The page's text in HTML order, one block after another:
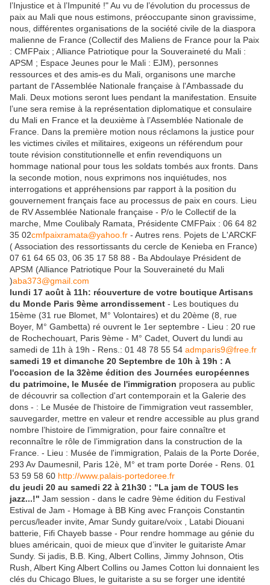
l’Injustice et à l’Impunité !" Au vu de l’évolution du processus de
paix au Mali que nous estimons, préoccupante sinon gravissime,
nous, différentes organisations de la société civile de la diaspora
malienne de France (Collectif des Maliens de France pour la Paix
: CMFPaix ; Alliance Patriotique pour la Souveraineté du Mali :
APSM ; Espace Jeunes pour le Mali : EJM), personnes
ressources et des amis-es du Mali, organisons une marche
partant de l'Assemblée Nationale française à l'Ambassade du
Mali. Deux motions seront lues pendant la manifestation. Ensuite
l’une sera remise à la représentation diplomatique et consulaire
du Mali en France et la deuxième à l’Assemblée Nationale de
France. Dans la première motion nous réclamons la justice pour
les victimes civiles et militaires, exigeons un référendum pour
toute révision constitutionnelle et enfin revendiquons un
hommage national pour tous les soldats tombés aux fronts. Dans
la seconde motion, nous exprimons nos inquiétudes, nos
interrogations et appréhensions par rapport à la position du
gouvernement français face au processus de paix en cours. Lieu
de RV Assemblée Nationale française - P/o le Collectif de la
marche, Mme Coulibaly Ramata, Présidente CMFPaix : 06 64 82
35 02cmfpaixramata@yahoo.fr - Autres rens. Pojets de L'ARCKF
( Association des ressortissants du cercle de Kenieba en France)
07 61 64 65 03, 06 35 17 58 88 - Ba Abdoulaye Président de
APSM (Alliance Patriotique Pour la Souveraineté du Mali
)aba373@gmail.com
lundi 17 août à 11h: réouverture de votre boutique Artisans
du Monde Paris 9ème arrondissement - Les boutiques du
15ème (31 rue Blomet, M° Volontaires) et du 20ème (8, rue
Boyer, M° Gambetta) ré ouvrent le 1er septembre - Lieu : 20 rue
de Rochechouart, Paris 9ème - M° Cadet, Ouvert du lundi au
samedi de 11h à 19h - Rens.: 01 48 78 55 54 admparis9@free.fr
samedi 19 et dimanche 20 Septembre de 10h à 19h : A
l'occasion de la 32ème édition des Journées européennes
du patrimoine, le Musée de l'immigration proposera au public
de découvrir sa collection d'art contemporain et la Galerie des
dons - : Le Musée de l'histoire de l'immigration veut rassembler,
sauvegarder, mettre en valeur et rendre accessible au plus grand
nombre l’histoire de l’immigration, pour faire connaître et
reconnaître le rôle de l’immigration dans la construction de la
France. - Lieu : Musée de l'immigration, Palais de la Porte Dorée,
293 Av Daumesnil, Paris 12è, M° et tram porte Dorée - Rens. 01
53 59 58 60 http://www.palais-portedoree.fr
du jeudi 20 au samedi 22 à 21h30 : "La jam de TOUS les
jazz...!" Jam session - dans le cadre 9ème édition du Festival
Estival de Jam - Homage à BB King avec François Constantin
percus/leader invite, Amar Sundy guitare/voix , Latabi Diouani
batterie, Fifi Chayeb basse - Pour rendre hommage au génie du
blues américain, quoi de mieux que d’inviter le guitariste Amar
Sundy. Si jadis, B.B. King, Albert Collins, Jimmy Johnson, Otis
Rush, Albert King Albert Collins ou James Cotton lui donnaient les
clés du Chicago Blues, le guitariste a su se forger une identité